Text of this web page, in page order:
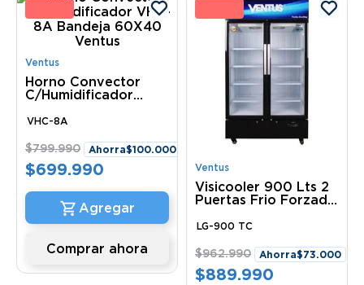
%
Ventus
Horno Convector
C/Humidificador
60X40 Ventus
VHC-8A
$799.990 Ahorra$100.000
$699.990
Comprar ahora
8
Ventus
Visicooler 900 Lts 2
Puertas Frio Forzado
900 TC Ventus
LG-900 TC
$962.990 Ahorra$73.000
$889.990